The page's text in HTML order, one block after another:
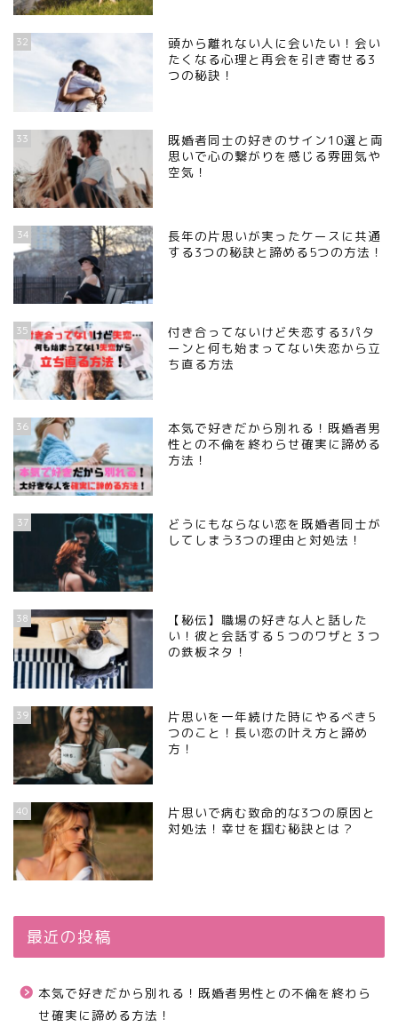
32
頭から離れない人に会いたい！会い
たくなる心理と再会を引き寄せる3
つの秘訣！
33
既婚者同士の好きのサイン10選と両
思いで心の繋がりを感じる雰囲気や
空気！
34
長年の片思いが実ったケースに共通
する3つの秘訣と諦める5つの方法！
35
付き合ってないけど失恋する3パタ
ーンと何も始まってない失恋から立
ち直る方法
36
本気で好きだから別れる！既婚者男
性との不倫を終わらせ確実に諦める
方法！
37
どうにもならない恋を既婚者同士が
してしまう3つの理由と対処法！
38
【秘伝】職場の好きな人と話した
い！彼と会話する５つのワザと３つ
の鉄板ネタ！
39
片思いを一年続けた時にやるべき5
つのこと！長い恋の叶え方と諦め
方！
40
片思いで病む致命的な3つの原因と
対処法！幸せを掴む秘訣とは？
最近の投稿
本気で好きだから別れる！既婚者男性との不倫を終わら
せ確実に諦める方法！